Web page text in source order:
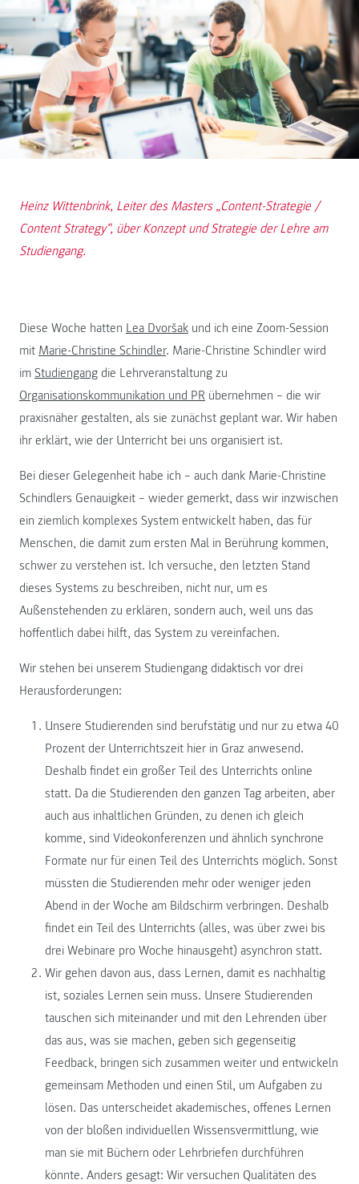
Heinz Wittenbrink, Leiter des Masters „Content-Strategie /
Content Strategy“, über Konzept und Strategie der Lehre am
Studiengang.
Diese Woche hatten Lea Dvoršak und ich eine Zoom-Session
mit Marie-Christine Schindler. Marie-Christine Schindler wird
im Studiengang die Lehrveranstaltung zu
Organisationskommunikation und PR übernehmen – die wir
praxisnäher gestalten, als sie zunächst geplant war. Wir haben
ihr erklärt, wie der Unterricht bei uns organisiert ist.
Bei dieser Gelegenheit habe ich – auch dank Marie-Christine
Schindlers Genauigkeit – wieder gemerkt, dass wir inzwischen
ein ziemlich komplexes System entwickelt haben, das für
Menschen, die damit zum ersten Mal in Berührung kommen,
schwer zu verstehen ist. Ich versuche, den letzten Stand
dieses Systems zu beschreiben, nicht nur, um es
Außenstehenden zu erklären, sondern auch, weil uns das
hoffentlich dabei hilft, das System zu vereinfachen.
Wir stehen bei unserem Studiengang didaktisch vor drei
Herausforderungen:
Unsere Studierenden sind berufstätig und nur zu etwa 40
Prozent der Unterrichtszeit hier in Graz anwesend.
Deshalb findet ein großer Teil des Unterrichts online
statt. Da die Studierenden den ganzen Tag arbeiten, aber
auch aus inhaltlichen Gründen, zu denen ich gleich
komme, sind Videokonferenzen und ähnlich synchrone
Formate nur für einen Teil des Unterrichts möglich. Sonst
müssten die Studierenden mehr oder weniger jeden
Abend in der Woche am Bildschirm verbringen. Deshalb
findet ein Teil des Unterrichts (alles, was über zwei bis
drei Webinare pro Woche hinausgeht) asynchron statt.
Wir gehen davon aus, dass Lernen, damit es nachhaltig
ist, soziales Lernen sein muss. Unsere Studierenden
tauschen sich miteinander und mit den Lehrenden über
das aus, was sie machen, geben sich gegenseitig
Feedback, bringen sich zusammen weiter und entwickeln
gemeinsam Methoden und einen Stil, um Aufgaben zu
lösen. Das unterscheidet akademisches, offenes Lernen
von der bloßen individuellen Wissensvermittlung, wie
man sie mit Büchern oder Lehrbriefen durchführen
könnte. Anders gesagt: Wir versuchen Qualitäten des